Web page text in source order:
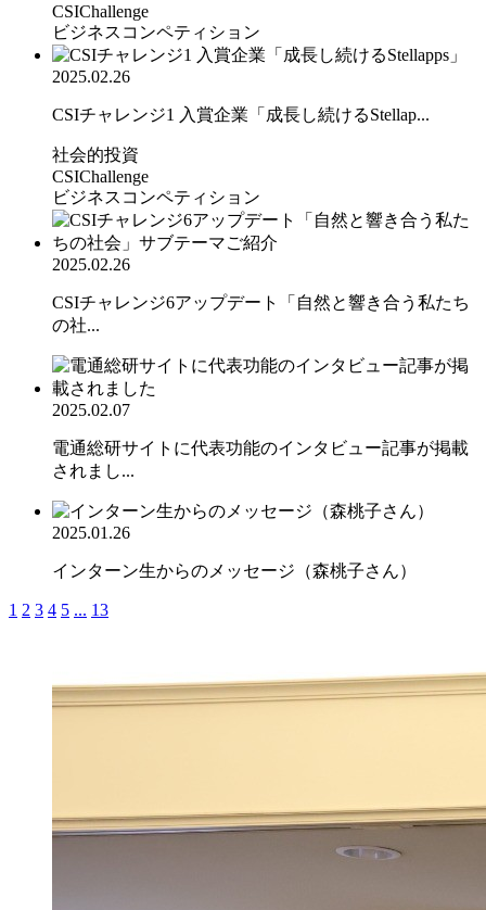
CSIChallenge
ビジネスコンペティション
2025.02.26
CSIチャレンジ1 入賞企業「成長し続けるStellap...
社会的投資
CSIChallenge
ビジネスコンペティション
2025.02.26
CSIチャレンジ6アップデート「自然と響き合う私たち
の社...
2025.02.07
電通総研サイトに代表功能のインタビュー記事が掲載
されまし...
2025.01.26
インターン生からのメッセージ（森桃子さん）
1 2 3 4 5 ... 13